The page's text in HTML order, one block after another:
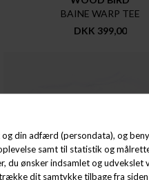
BAINE WARP TEE
DKK 399,00